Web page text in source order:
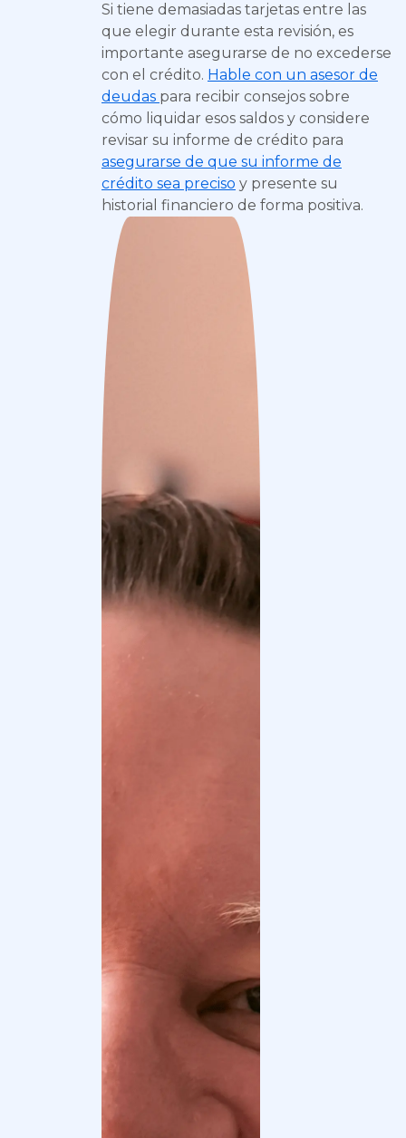
Si tiene demasiadas tarjetas entre las
que elegir durante esta revisión, es
importante asegurarse de no excederse
con el crédito. Hable con un asesor de
deudas para recibir consejos sobre
cómo liquidar esos saldos y considere
revisar su informe de crédito para
asegurarse de que su informe de
crédito sea preciso y presente su
historial financiero de forma positiva.